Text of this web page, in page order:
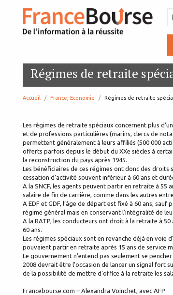
Régimes de retraite
Accueil France, Economie page:
Régimes de retraite
Les régimes de retraite spéciaux concernent plus
et de professions particulières (marins, clercs de
permettent généralement à leurs affiliés (500 000
offerts parfois depuis le début du XXe siècles à
la reconstruction du pays après 1945.
Les bénéficiaires de ces régimes ont donc des
cessation d’activité souvent inférieur à 60 ans et
A la SNCF, les agents peuvent partir en retraite à 55
salaire de fin de carrière, comme dans les autres
A EDF et GDF, l’âge de départ est fixé à 60 ans,
régime général mais en conservant l'intégralité de
A la RATP, les conducteurs ont droit à la retraite à
60 ans.
Les régimes spéciaux sont en revanche déjà en voie
pouvaient partir en retraite après 15 ans de service
Le gouvernement n’entend pas seulement se
2008 devrait être l’occasion de lancer un signal fort
de la possibilité de mettre d’office à la retraite les
Francebourse.com – Alexandra Voinchet, avec AFP